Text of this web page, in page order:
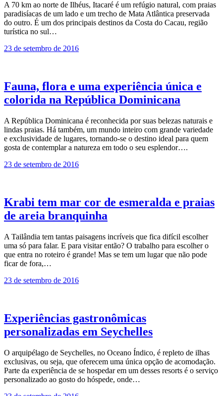
A 70 km ao norte de Ilhéus, Itacaré é um refúgio natural, com praias
paradisíacas de um lado e um trecho de Mata Atlântica preservada
do outro. É um dos principais destinos da Costa do Cacau, região
turística no sul…
23 de setembro de 2016
Fauna, flora e uma experiência única e
colorida na República Dominicana
A República Dominicana é reconhecida por suas belezas naturais e
lindas praias. Há também, um mundo inteiro com grande variedade
e exclusividade de lugares, tornando-se o destino ideal para quem
gosta de contemplar a natureza em todo o seu esplendor….
23 de setembro de 2016
Krabi tem mar cor de esmeralda e praias
de areia branquinha
A Tailândia tem tantas paisagens incríveis que fica difícil escolher
uma só para falar. E para visitar então? O trabalho para escolher o
que entra no roteiro é grande! Mas se tem um lugar que não pode
ficar de fora,…
23 de setembro de 2016
Experiências gastronômicas
personalizadas em Seychelles
O arquipélago de Seychelles, no Oceano Índico, é repleto de ilhas
exclusivas, ou seja, que oferecem uma única opção de acomodação.
Parte da experiência de se hospedar em um desses resorts é o serviço
personalizado ao gosto do hóspede, onde…